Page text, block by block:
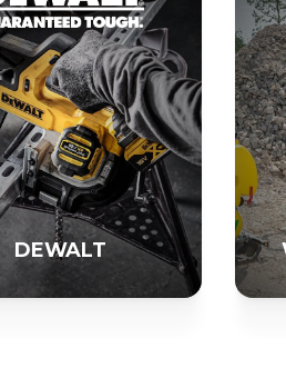
DEWALT